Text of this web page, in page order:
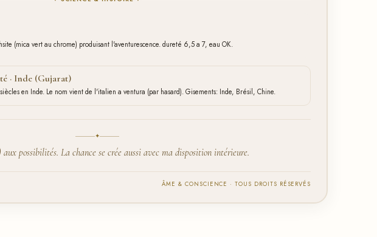
(mica vert au chrome) produisant l'aventurescence. dureté 6,5 a 7, eau OK.
· Inde (Gujarat)
en Inde. Le nom vient de l'italien a ventura (par hasard). Gisements: Inde, Brésil, Chine.
✦
aux possibilités. La chance se crée aussi avec ma disposition intérieure.
ÂME & CONSCIENCE · TOUS DROITS RÉSERVÉS